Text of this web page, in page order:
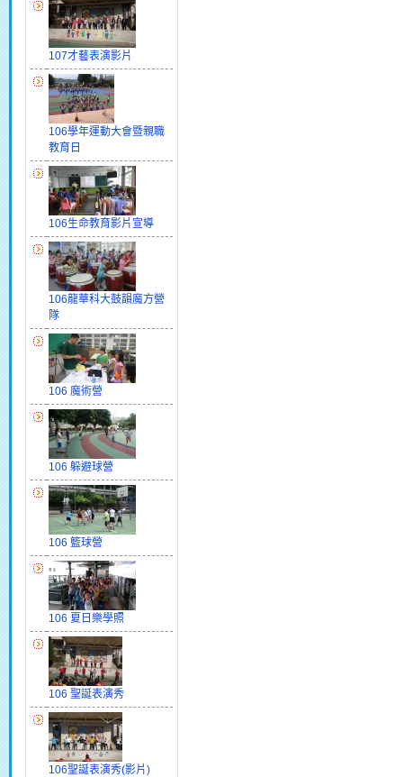
107才藝表演影片
106學年運動大會暨親職
教育日
106生命教育影片宣導
106龍華科大鼓韻魔方營
隊
106 魔術營
106 躲避球營
106 籃球營
106 夏日樂學照
106 聖誕表演秀
106聖誕表演秀(影片)